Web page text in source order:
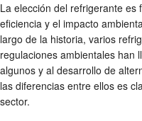
La elección del refrigerante
eficiencia y el impacto
largo de la historia, varios
regulaciones ambientales han
algunos y al desarrollo de
las diferencias entre ellos es
sector.